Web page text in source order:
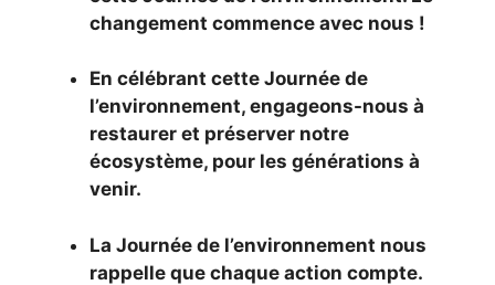
changement commence avec nous !
En célébrant cette Journée de
l’environnement, engageons-nous à
restaurer et préserver notre
écosystème, pour les générations à
venir.
La Journée de l’environnement nous
rappelle que chaque action compte.